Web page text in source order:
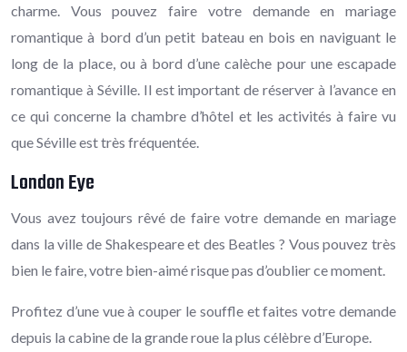
charme. Vous pouvez faire votre demande en mariage
romantique à bord d’un petit bateau en bois en naviguant le
long de la place, ou à bord d’une calèche pour une escapade
romantique à Séville. Il est important de réserver à l’avance en
ce qui concerne la chambre d’hôtel et les activités à faire vu
que Séville est très fréquentée.
London Eye
Vous avez toujours rêvé de faire votre demande en mariage
dans la ville de Shakespeare et des Beatles ? Vous pouvez très
bien le faire, votre bien-aimé risque pas d’oublier ce moment.
Profitez d’une vue à couper le souffle et faites votre demande
depuis la cabine de la grande roue la plus célèbre d’Europe.